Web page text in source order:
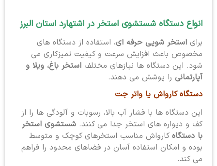
انواع دستگاه شستشوی استخر در اشتهارد استان البرز
برای استخر شویی حرفه ای، استفاده از دستگاه های
مخصوص باعث افزایش سرعت و کیفیت تمیزکاری می
شود. این دستگاه ها نیازهای مختلف استخر باغ، ویلا و
آپارتمانیرا پوشش می دهند.
دستگاه کارواش یا واتر جت
این دستگاه ها با فشار آب بالا، رسوبات و آلودگی ها را از
کف و دیواره های استخر جدا می کنند. شستشوی استخر
با دستگاهکارواش مناسب استخرهای کوچک و متوسط
بوده و امکان استفاده آسان در فضاهای محدود را فراهم
می کند.